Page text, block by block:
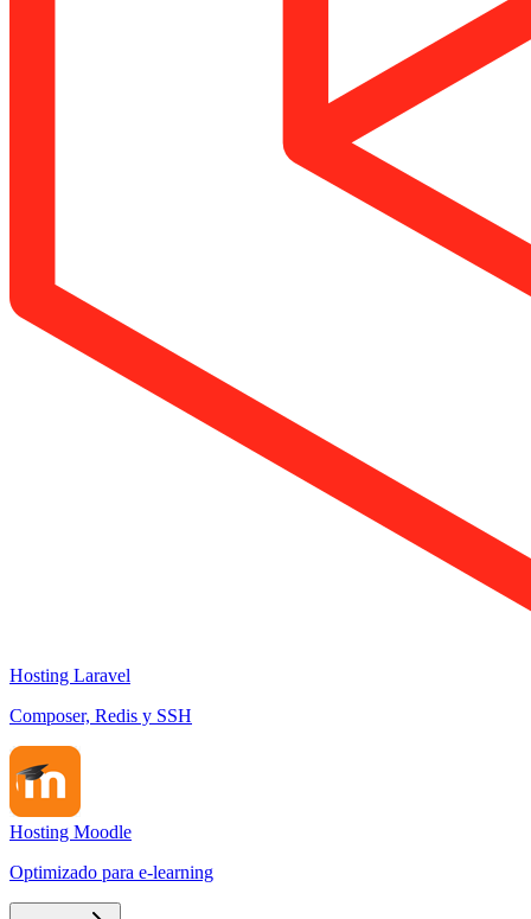
Hosting Laravel
Composer, Redis y SSH
Hosting Moodle
Optimizado para e-learning